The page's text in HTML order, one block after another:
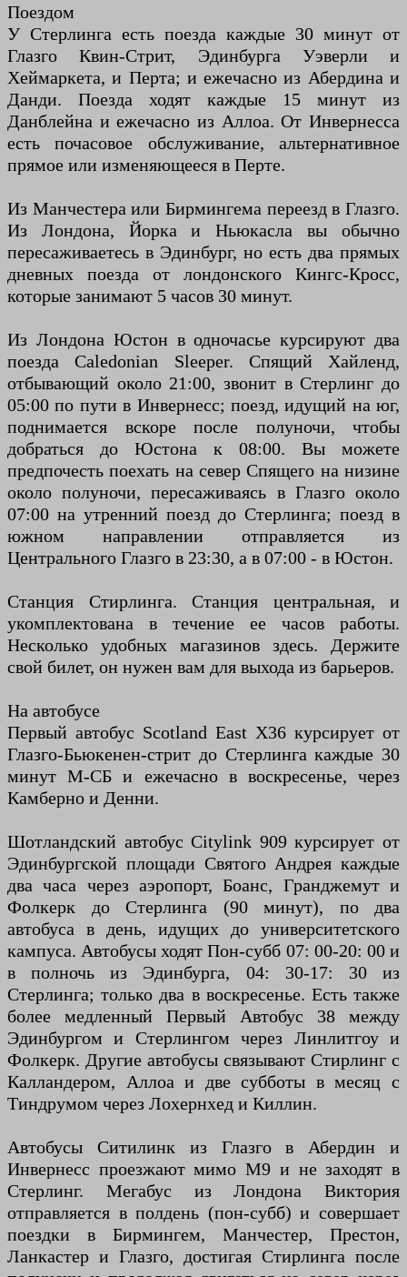
Поездом
У Стерлинга есть поезда каждые 30 минут от
Глазго Квин-Стрит, Эдинбурга Уэверли и
Хеймаркета, и Перта; и ежечасно из Абердина и
Данди. Поезда ходят каждые 15 минут из
Данблейна и ежечасно из Аллоа. От Инвернесса
есть почасовое обслуживание, альтернативное
прямое или изменяющееся в Перте.
Из Манчестера или Бирмингема переезд в Глазго.
Из Лондона, Йорка и Ньюкасла вы обычно
пересаживаетесь в Эдинбург, но есть два прямых
дневных поезда от лондонского Кингс-Кросс,
которые занимают 5 часов 30 минут.
Из Лондона Юстон в одночасье курсируют два
поезда Caledonian Sleeper. Спящий Хайленд,
отбывающий около 21:00, звонит в Стерлинг до
05:00 по пути в Инвернесс; поезд, идущий на юг,
поднимается вскоре после полуночи, чтобы
добраться до Юстона к 08:00. Вы можете
предпочесть поехать на север Спящего на низине
около полуночи, пересаживаясь в Глазго около
07:00 на утренний поезд до Стерлинга; поезд в
южном направлении отправляется из
Центрального Глазго в 23:30, а в 07:00 - в Юстон.
Станция Стирлинга. Станция центральная, и
укомплектована в течение ее часов работы.
Несколько удобных магазинов здесь. Держите
свой билет, он нужен вам для выхода из барьеров.
На автобусе
Первый автобус Scotland East X36 курсирует от
Глазго-Бьюкенен-стрит до Стерлинга каждые 30
минут М-СБ и ежечасно в воскресенье, через
Камберно и Денни.
Шотландский автобус Citylink 909 курсирует от
Эдинбургской площади Святого Андрея каждые
два часа через аэропорт, Боанс, Гранджемут и
Фолкерк до Стерлинга (90 минут), по два
автобуса в день, идущих до университетского
кампуса. Автобусы ходят Пон-субб 07: 00-20: 00 и
в полночь из Эдинбурга, 04: 30-17: 30 из
Стерлинга; только два в воскресенье. Есть также
более медленный Первый Автобус 38 между
Эдинбургом и Стерлингом через Линлитгоу и
Фолкерк. Другие автобусы связывают Стирлинг с
Калландером, Аллоа и две субботы в месяц с
Тиндрумом через Лохернхед и Киллин.
Автобусы Ситилинк из Глазго в Абердин и
Инвернесс проезжают мимо М9 и не заходят в
Стерлинг. Мегабус из Лондона Виктория
отправляется в полдень (пон-субб) и совершает
поездки в Бирмингем, Манчестер, Престон,
Ланкастер и Глазго, достигая Стирлинга после